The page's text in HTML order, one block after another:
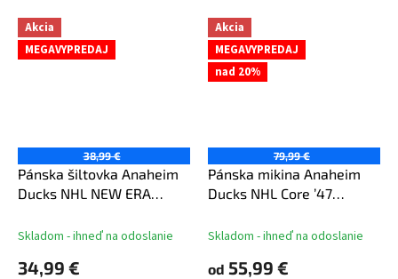
Akcia
MEGAVYPREDAJ
38,99 €
Pánska šiltovka Anaheim
Ducks NHL NEW ERA
Skladom - ihneď na odoslanie
34,99 €
Akcia
MEGAVYPREDAJ
nad 20%
79,99 €
Pánska mikina Anaheim
Ducks NHL Core ’47
Skladom - ihneď na odoslanie
od 55,99 €